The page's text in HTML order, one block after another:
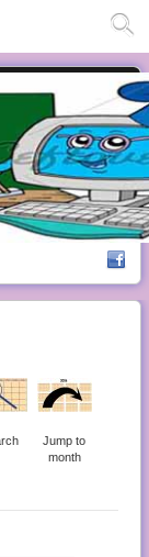
Jump to
month